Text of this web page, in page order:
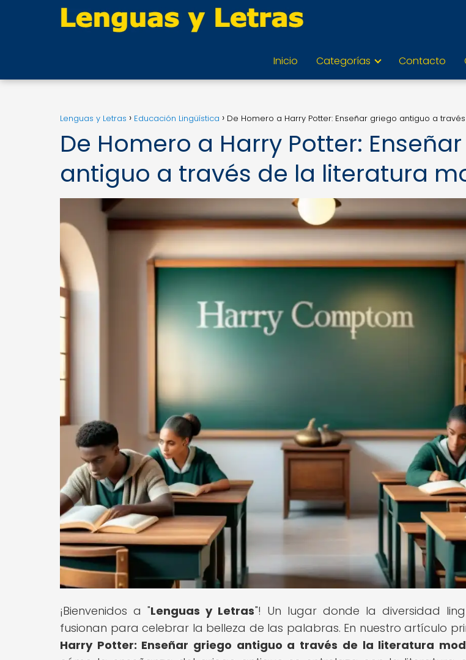
Inicio Categorías Contacto
Lenguas y Letras Educación Lingüística De Homero a Harry Potter: Enseñar griego antiguo a
De Homero a Harry Potter:
antiguo a través de la literatura
¡Bienvenidos a "Lenguas y Letras"! Un lugar donde la diversidad
fusionan para celebrar la belleza de las palabras. En nuestro artículo
Harry Potter: Enseñar griego antiguo a través de la literatura